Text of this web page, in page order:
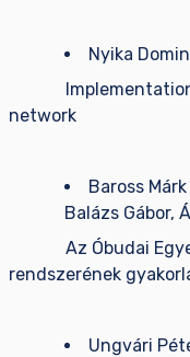
Nyika
Implementation
network
Baross
Balázs Gábor,
Az Óbudai
rendszerének
Ungvári